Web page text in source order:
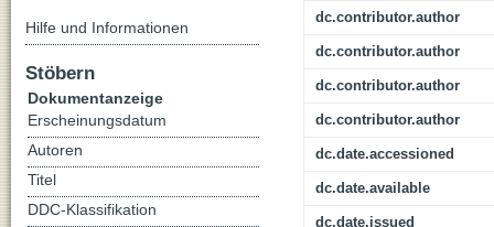
dc.contributor.author
dc.contributor.author
dc.contributor.author
dc.contributor.author
dc.date.accessioned
dc.date.available
dc.date.issued
Hilfe und Informationen
Stöbern
Dokumentanzeige
Erscheinungsdatum
Autoren
Titel
DDC-Klassifikation